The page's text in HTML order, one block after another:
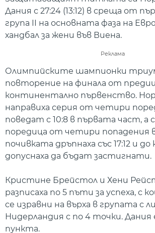
Дания с 27:24 (13:12) в среща от
група II на основната фаза на
хандбал за жени във Виена.
Реклама
Олимпийските шампионки
повторение на финала от
континентално първенство.
направиха серия от четири
поведат с 10:8 в първата част, а
поредица от четири попадения
почивката дръпнаха със 17:12 и до
допуснаха да бъдат застигнати.
Кристине Брейстол и Хени
разписаха по 5 пъти за успеха, с
се изравни на върха в групата с
Нидерландия с по 4 точки.
пункта.